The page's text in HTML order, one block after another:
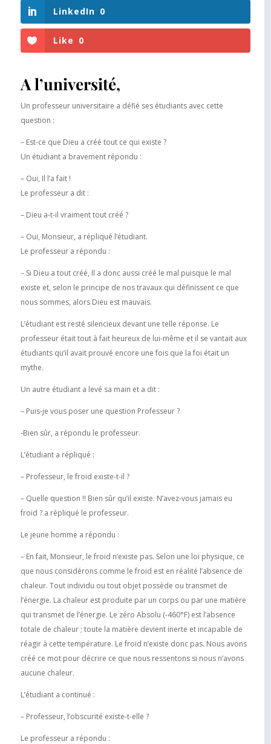
LinkedIn 0
Like 0
A l’université,
Un professeur universitaire a défié ses étudiants avec cette
question :
– Est-ce que Dieu a créé tout ce qui existe ?
Un étudiant a bravement répondu :
– Oui, Il l’a fait !
Le professeur a dit :
– Dieu a-t-il vraiment tout créé ?
– Oui, Monsieur, a répliqué l’étudiant.
Le professeur a répondu :
– Si Dieu a tout créé, Il a donc aussi créé le mal puisque le mal
existe et, selon le principe de nos travaux qui définissent ce que
nous sommes, alors Dieu est mauvais.
L’étudiant est resté silencieux devant une telle réponse. Le
professeur était tout à fait heureux de lui-même et il se vantait aux
étudiants qu’il avait prouvé encore une fois que la foi était un
mythe.
Un autre étudiant a levé sa main et a dit :
– Puis-je vous poser une question Professeur ?
-Bien sûr, a répondu le professeur.
L’étudiant a répliqué :
– Professeur, le froid existe-t-il ?
– Quelle question !! Bien sûr qu’il existe. N’avez-vous jamais eu
froid ? a répliqué le professeur.
Le jeune homme a répondu :
– En fait, Monsieur, le froid n’existe pas. Selon une loi physique, ce
que nous considérons comme le froid est en réalité l’absence de
chaleur. Tout individu ou tout objet possède ou transmet de
l’énergie. La chaleur est produite par un corps ou par une matière
qui transmet de l’énergie. Le zéro Absolu (-460°F) est l’absence
totale de chaleur ; toute la matière devient inerte et incapable de
réagir à cette température. Le froid n’existe donc pas. Nous avons
créé ce mot pour décrire ce que nous ressentons si nous n’avons
aucune chaleur.
L’étudiant a continué :
– Professeur, l’obscurité existe-t-elle ?
Le professeur a répondu :